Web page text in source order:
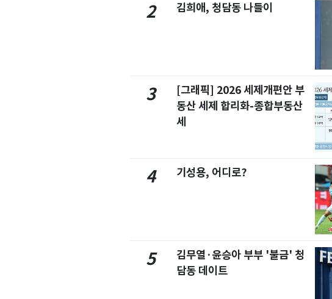
2 김희애, 청담동 나들이
3
[그래픽] 2026 세제개편안 부
동산 세제 합리화-종합부동산
세
4 기성용, 어디로?
5
김무열·윤승아 부부 '불금' 청
담동 데이트